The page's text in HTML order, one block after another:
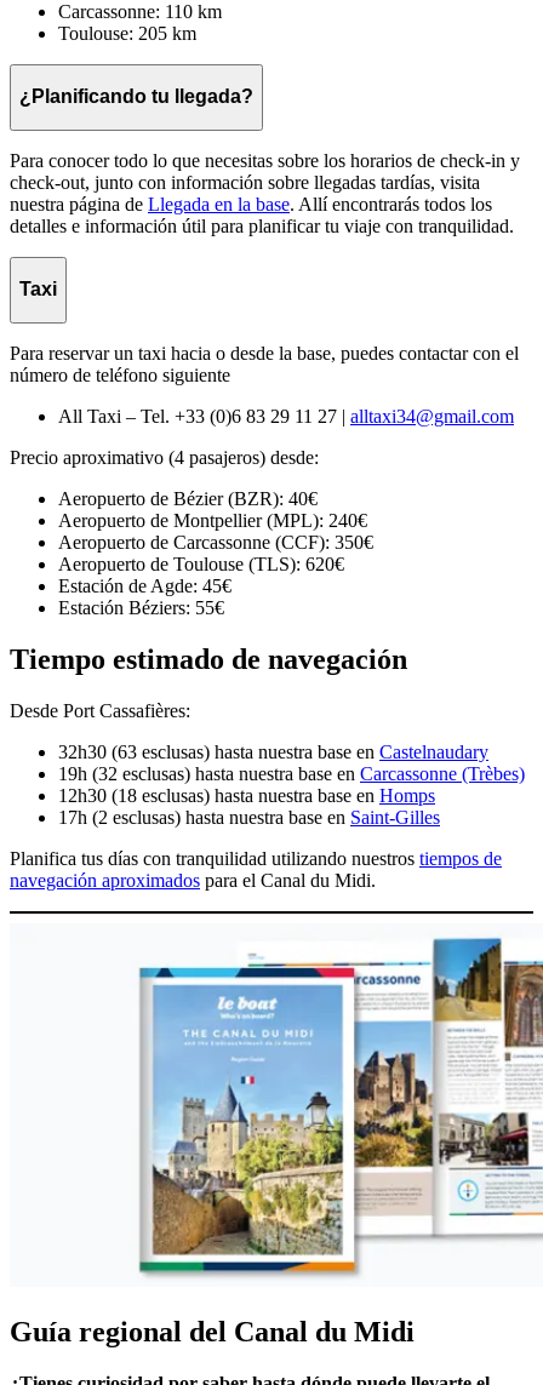
Carcassonne: 110 km
Toulouse: 205 km
¿Planificando tu llegada?
Para conocer todo lo que necesitas sobre los horarios de check-in y
check-out, junto con información sobre llegadas tardías, visita
nuestra página de Llegada en la base. Allí encontrarás todos los
detalles e información útil para planificar tu viaje con tranquilidad.
Taxi
Para reservar un taxi hacia o desde la base, puedes contactar con el
número de teléfono siguiente
All Taxi – Tel. +33 (0)6 83 29 11 27 | alltaxi34@gmail.com
Precio aproximativo (4 pasajeros) desde:
Aeropuerto de Bézier (BZR): 40€
Aeropuerto de Montpellier (MPL): 240€
Aeropuerto de Carcassonne (CCF): 350€
Aeropuerto de Toulouse (TLS): 620€
Estación de Agde: 45€
Estación Béziers: 55€
Tiempo estimado de navegación
Desde Port Cassafières:
32h30 (63 esclusas) hasta nuestra base en Castelnaudary
19h (32 esclusas) hasta nuestra base en Carcassonne (Trèbes)
12h30 (18 esclusas) hasta nuestra base en Homps
17h (2 esclusas) hasta nuestra base en Saint-Gilles
Planifica tus días con tranquilidad utilizando nuestros tiempos de
navegación aproximados para el Canal du Midi.
Guía regional del Canal du Midi